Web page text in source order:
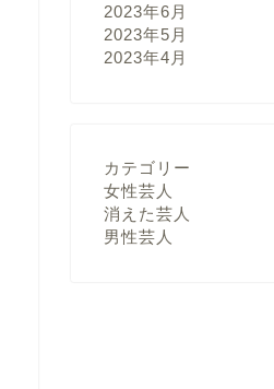
2023年6月
2023年5月
2023年4月
カテゴリー
女性芸人
消えた芸人
男性芸人